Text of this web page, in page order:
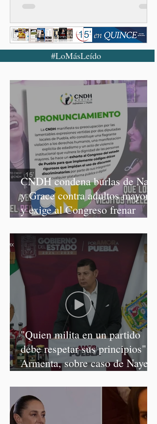
#LoMásLeído
CNDH condena burlas de Nay
y Grace contra adultos mayores
y exige al Congreso frenar
"Quien milita en un partido
debe respetar sus principios":
Armenta, sobre caso de Nayeli